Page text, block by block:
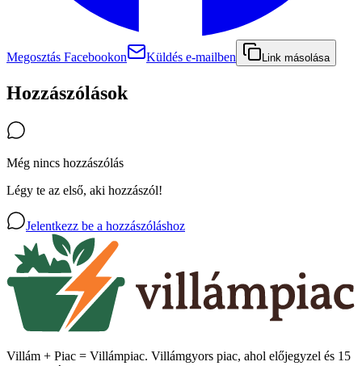
Megosztás Facebookon Küldés e-mailben Link másolása
Hozzászólások
Még nincs hozzászólás
Légy te az első, aki hozzászól!
Jelentkezz be a hozzászóláshoz
Villám + Piac = Villámpiac. Villámgyors piac, ahol előjegyzel és 15